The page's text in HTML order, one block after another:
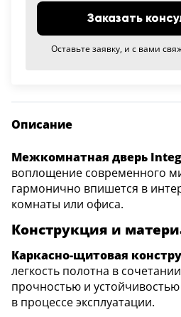
Заказать
Оставьте заявку, и с вами
Описание
Межкомнатная дверь
воплощение современного
гармонично впишется в
комнаты или офиса.
Конструкция и
Каркасно-щитовая
легкость полотна в
прочностью и
в процессе эксплуатации.